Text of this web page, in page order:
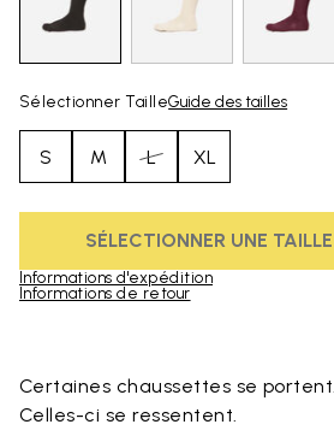
Sélectionner TailleGuide des tailles
S M L XL
SÉLECTIONNER UNE TAILLE
Informations d'expédition
Informations de retour
Certaines chaussettes se portent.
Celles-ci se ressentent.